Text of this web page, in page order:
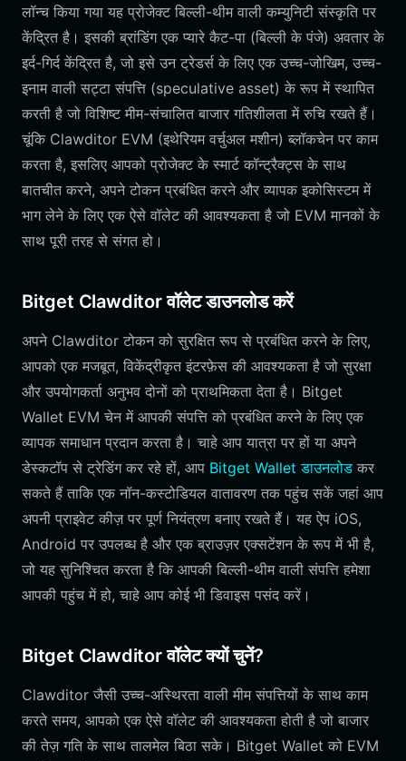
लॉन्च किया गया यह प्रोजेक्ट बिल्ली-थीम वाली कम्युनिटी संस्कृति पर
केंद्रित है। इसकी ब्रांडिंग एक प्यारे कैट-पा (बिल्ली के पंजे) अवतार के
इर्द-गिर्द केंद्रित है, जो इसे उन ट्रेडर्स के लिए एक उच्च-जोखिम, उच्च-
इनाम वाली सट्टा संपत्ति (speculative asset) के रूप में स्थापित
करती है जो विशिष्ट मीम-संचालित बाजार गतिशीलता में रुचि रखते हैं।
चूंकि Clawditor EVM (इथेरियम वर्चुअल मशीन) ब्लॉकचेन पर काम
करता है, इसलिए आपको प्रोजेक्ट के स्मार्ट कॉन्ट्रैक्ट्स के साथ
बातचीत करने, अपने टोकन प्रबंधित करने और व्यापक इकोसिस्टम में
भाग लेने के लिए एक ऐसे वॉलेट की आवश्यकता है जो EVM मानकों के
साथ पूरी तरह से संगत हो।
Bitget Clawditor वॉलेट डाउनलोड करें
अपने Clawditor टोकन को सुरक्षित रूप से प्रबंधित करने के लिए,
आपको एक मजबूत, विकेंद्रीकृत इंटरफ़ेस की आवश्यकता है जो सुरक्षा
और उपयोगकर्ता अनुभव दोनों को प्राथमिकता देता है। Bitget
Wallet EVM चेन में आपकी संपत्ति को प्रबंधित करने के लिए एक
व्यापक समाधान प्रदान करता है। चाहे आप यात्रा पर हों या अपने
डेस्कटॉप से ट्रेडिंग कर रहे हों, आप Bitget Wallet डाउनलोड कर
सकते हैं ताकि एक नॉन-कस्टोडियल वातावरण तक पहुंच सकें जहां आप
अपनी प्राइवेट कीज़ पर पूर्ण नियंत्रण बनाए रखते हैं। यह ऐप iOS,
Android पर उपलब्ध है और एक ब्राउज़र एक्सटेंशन के रूप में भी है,
जो यह सुनिश्चित करता है कि आपकी बिल्ली-थीम वाली संपत्ति हमेशा
आपकी पहुंच में हो, चाहे आप कोई भी डिवाइस पसंद करें।
Bitget Clawditor वॉलेट क्यों चुनें?
Clawditor जैसी उच्च-अस्थिरता वाली मीम संपत्तियों के साथ काम
करते समय, आपको एक ऐसे वॉलेट की आवश्यकता होती है जो बाजार
की तेज़ गति के साथ तालमेल बिठा सके। Bitget Wallet को EVM